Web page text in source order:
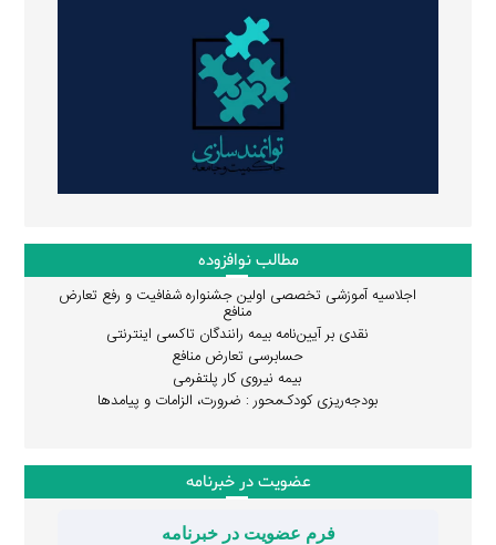
مطالب نوافزوده
اجلاسیه آموزشی تخصصی اولین جشنواره شفافیت و رفع تعارض
منافع
نقدی بر آیین‌نامه بیمه رانندگان تاکسی اینترنتی
حسابرسی تعارض منافع
بیمه نیروی کار پلتفرمی
بودجه‌ریزی کودک‌محور : ضرورت، الزامات و پیامدها
عضویت در خبرنامه
فرم عضویت در خبرنامه